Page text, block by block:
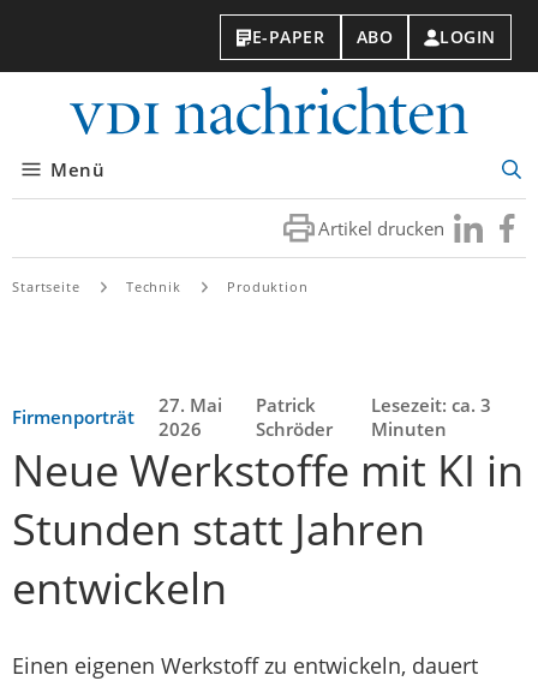
E-PAPER ABO LOGIN
Menü
Artikel drucken Besuchen
Sie
Sie
Startseite Technik Produktion
Firmenporträt
27. Mai
2026
Patrick
Schröder
Lesezeit: ca. 3
Minuten
Neue Werkstoffe mit KI in
Stunden statt Jahren
entwickeln
Einen eigenen Werkstoff zu entwickeln, dauert